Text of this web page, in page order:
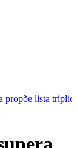
escolha dos